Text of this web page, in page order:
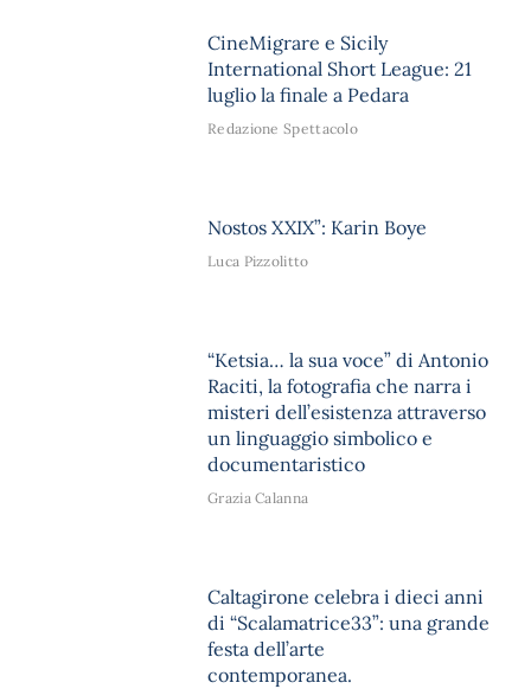
CineMigrare e Sicily
International Short League: 21
luglio la finale a Pedara
Redazione Spettacolo
Nostos XXIX”: Karin Boye
Luca Pizzolitto
“Ketsia… la sua voce” di Antonio
Raciti, la fotografia che narra i
misteri dell’esistenza attraverso
un linguaggio simbolico e
documentaristico
Grazia Calanna
Caltagirone celebra i dieci anni
di “Scalamatrice33”: una grande
festa dell’arte
contemporanea.